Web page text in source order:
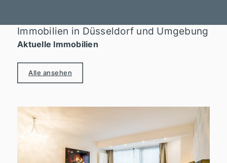
Immobilien in Düsseldorf und Umgebung
Aktuelle Immobilien
Alle ansehen